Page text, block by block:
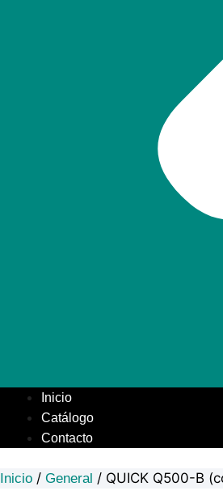
Inicio
Catálogo
Contacto
Inicio / General / QUICK Q500-B